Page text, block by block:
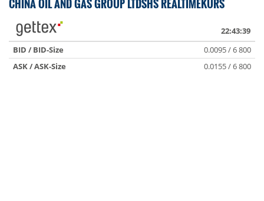
CHINA OIL AND GAS GROUP LTDSHS REALTIMEKURS
22:43:39
BID / BID-Size
0.0095 / 6 800
ASK / ASK-Size
0.0155 / 6 800